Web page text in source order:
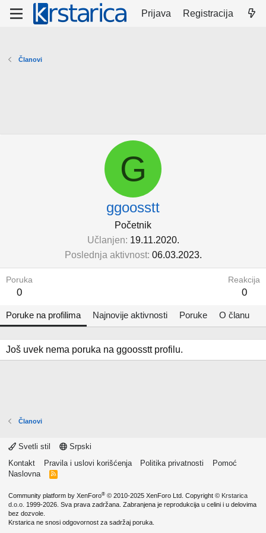
Prijava Registracija
Članovi
G
ggoosstt
Početnik
Učlanjen 19.11.2020.
Poslednja aktivnost 06.03.2023.
Poruka
0
Reakcija
0
Poruke na profilima Najnovije aktivnosti Poruke O članu
Još uvek nema poruka na ggoosstt profilu.
Članovi
Svetli stil
Srpski
Kontakt
Pravila i uslovi korišćenja Politika privatnosti
Pomoć
Naslovna
R
Community platform by XenForo® © 2010-2025 XenForo Ltd. Copyright © Krstarica
d.o.o. 1999-2026. Sva prava zadržana. Zabranjena je reprodukcija u celini i u delovima
bez dozvole.
Krstarica ne snosi odgovornost za sadržaj poruka.